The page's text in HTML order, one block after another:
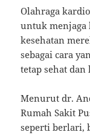
Olahraga
untuk menjaga
kesehatan
sebagai cara
tetap sehat dan
Menurut dr.
Rumah Sakit
seperti berlari,